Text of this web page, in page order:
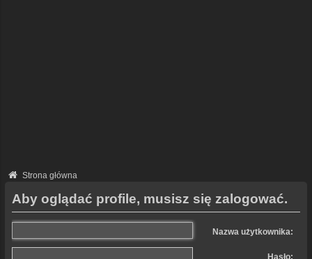
Strona główna
Aby oglądać profile, musisz się zalogować.
Nazwa użytkownika:
Hasło: